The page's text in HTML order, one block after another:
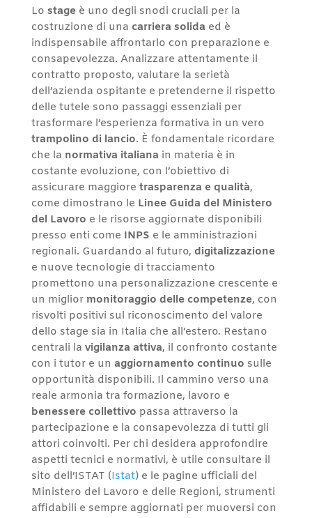
Lo stageè uno degli snodi cruciali per la
costruzione di una carriera solida ed è
indispensabile affrontarlo con preparazione e
consapevolezza. Analizzare attentamente il
contratto proposto, valutare la serietà
dell’azienda ospitante e pretenderne il rispetto
delle tutele sono passaggi essenziali per
trasformare l’esperienza formativa in un vero
trampolino di lancio. È fondamentale ricordare
che la normativa italiana in materia è in
costante evoluzione, con l’obiettivo di
assicurare maggiore trasparenza e qualità,
come dimostrano le Linee Guida del Ministero
del Lavoro e le risorse aggiornate disponibili
presso enti come INPS e le amministrazioni
regionali. Guardando al futuro, digitalizzazione
e nuove tecnologie di tracciamento
promettono una personalizzazione crescente e
un miglior monitoraggio delle competenze, con
risvolti positivi sul riconoscimento del valore
dello stage sia in Italia che all’estero. Restano
centrali la vigilanza attiva, il confronto costante
con i tutor e un aggiornamento continuo sulle
opportunità disponibili. Il cammino verso una
reale armonia tra formazione, lavoro e
benessere collettivo passa attraverso la
partecipazione e la consapevolezza di tutti gli
attori coinvolti. Per chi desidera approfondire
aspetti tecnici e normativi, è utile consultare il
sito dell’ISTAT (Istat) e le pagine ufficiali del
Ministero del Lavoro e delle Regioni, strumenti
affidabili e sempre aggiornati per muoversi con